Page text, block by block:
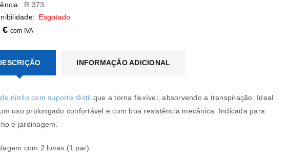
email*
R.373
Esgotado
€ com IVA
INFORMAÇÃO ADICIONAL
nitrilo com suporte têxtil que a torna flexível, absorvendo a transpiração. Ideal
uso prolongado confortável e com boa resistência mecânica. Indicada para
e jardinagem.
com 2 luvas (1 par).